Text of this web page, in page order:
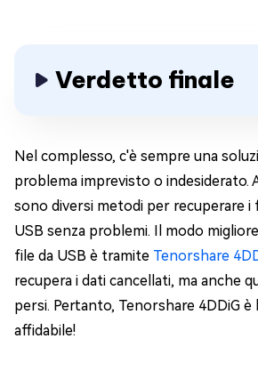
Verdetto finale
Nel complesso, c'è sempre una
problema imprevisto o indesiderato.
sono diversi metodi per recuperare i
USB senza problemi. Il modo
file da USB è tramite Tenorshare
recupera i dati cancellati, ma anche
persi. Pertanto, Tenorshare 4DDiG è
affidabile!